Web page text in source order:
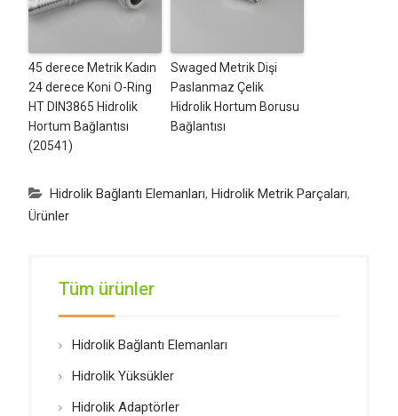
45 derece Metrik Kadın
24 derece Koni O-Ring
HT DIN3865 Hidrolik
Hortum Bağlantısı
(20541)
Swaged Metrik Dişi
Paslanmaz Çelik
Hidrolik Hortum Borusu
Bağlantısı
Hidrolik Bağlantı Elemanları, Hidrolik Metrik Parçaları,
Ürünler
Tüm ürünler
Hidrolik Bağlantı Elemanları
Hidrolik Yüksükler
Hidrolik Adaptörler